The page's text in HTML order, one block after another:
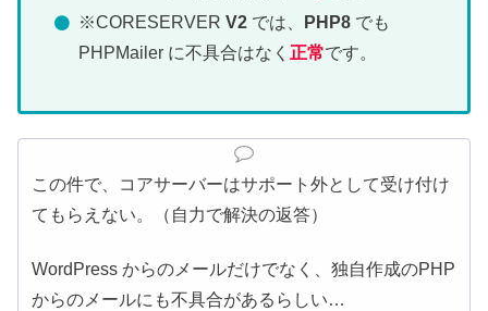
※CORESERVERV2 では、 PHP8 でも
PHPMailer に不具合はなく 正常です。
この件で、コアサーバーはサポート外として受け付け
てもらえない。（自力で解決の返答）
WordPress からのメールだけでなく、独自作成のPHP
からのメールにも不具合があるらしい…